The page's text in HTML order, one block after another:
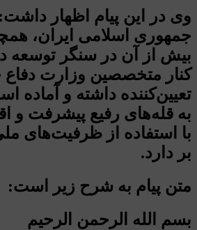
وی در این پیام اظهار
جمهوری اسلامی ایران،
بیش از آن در سنگر توسعه
کنار متخصصین وزارت
تعیین‌کننده داشته و آماده
به قله‌های رفیع پیشرفت و
با استفاده از ظرفیت‌های
بر دارد.
متن پیام به شرح زیر است:
بسم الله الرحمن الرحیم